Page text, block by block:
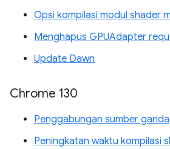
Opsi kompilasi modul shader
Menghapus GPUAdapter
Update Dawn
Chrome 130
Penggabungan sumber ganda
Peningkatan waktu kompilasi